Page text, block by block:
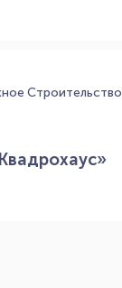
Строительство